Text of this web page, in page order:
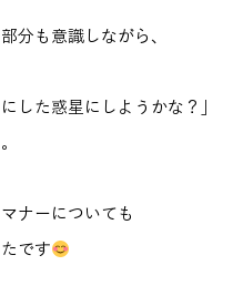
分も意識しながら、
した惑星にしようかな？」
ナーについても
です